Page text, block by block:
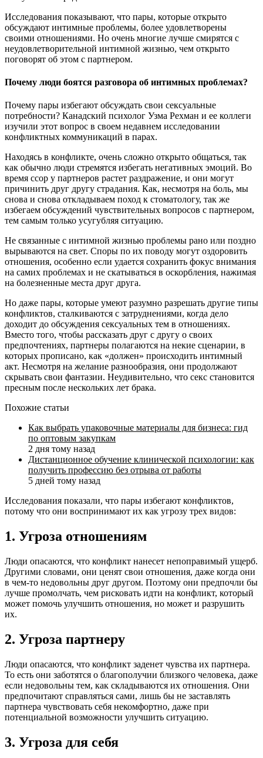
Исследования показывают, что пары, которые открыто
обсуждают интимные проблемы, более удовлетворены
своими отношениями. Но очень многие лучше смирятся с
неудовлетворительной интимной жизнью, чем открыто
поговорят об этом с партнером.
Почему люди боятся разговора об интимных проблемах?
Почему пары избегают обсуждать свои сексуальные
потребности? Канадский психолог Узма Рехман и ее коллеги
изучили этот вопрос в своем недавнем исследовании
конфликтных коммуникаций в парах.
Находясь в конфликте, очень сложно открыто общаться, так
как обычно люди стремятся избегать негативных эмоций. Во
время ссор у партнеров растет раздражение, и они могут
причинить друг другу страдания. Как, несмотря на боль, мы
снова и снова откладываем поход к стоматологу, так же
избегаем обсуждений чувствительных вопросов с партнером,
тем самым только усугубляя ситуацию.
Не связанные с интимной жизнью проблемы рано или поздно
вырываются на свет. Споры по их поводу могут оздоровить
отношения, особенно если удается сохранить фокус внимания
на самих проблемах и не скатываться в оскорбления, нажимая
на болезненные места друг друга.
Но даже пары, которые умеют разумно разрешать другие типы
конфликтов, сталкиваются с затруднениями, когда дело
доходит до обсуждения сексуальных тем в отношениях.
Вместо того, чтобы рассказать друг с другу о своих
предпочтениях, партнеры полагаются на некие сценарии, в
которых прописано, как «должен» происходить интимный
акт. Несмотря на желание разнообразия, они продолжают
скрывать свои фантазии. Неудивительно, что секс становится
пресным после нескольких лет брака.
Похожие статьи
Как выбрать упаковочные материалы для бизнеса: гид
по оптовым закупкам
2 дня тому назад
Дистанционное обучение клинической психологии: как
получить профессию без отрыва от работы
5 дней тому назад
Исследования показали, что пары избегают конфликтов,
потому что они воспринимают их как угрозу трех видов:
1. Угроза отношениям
Люди опасаются, что конфликт нанесет непоправимый ущерб.
Другими словами, они ценят свои отношения, даже когда они
в чем-то недовольны друг другом. Поэтому они предпочли бы
лучше промолчать, чем рисковать идти на конфликт, который
может помочь улучшить отношения, но может и разрушить
их.
2. Угроза партнеру
Люди опасаются, что конфликт заденет чувства их партнера.
То есть они заботятся о благополучии близкого человека, даже
если недовольны тем, как складываются их отношения. Они
предпочитают справляться сами, лишь бы не заставлять
партнера чувствовать себя некомфортно, даже при
потенциальной возможности улучшить ситуацию.
3. Угроза для себя